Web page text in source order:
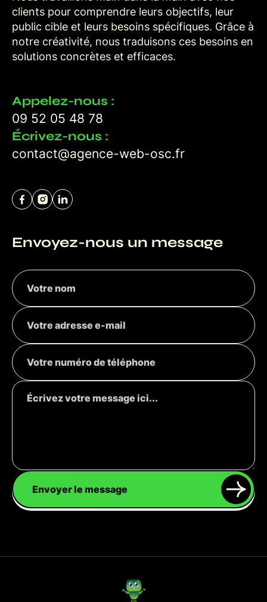
clients pour comprendre leurs objectifs, leur
public cible et leurs besoins spécifiques. Grâce à
notre créativité, nous traduisons ces besoins en
solutions concrètes et efficaces.
Appelez-nous :
09 52 05 48 78
Écrivez-nous :
contact@agence-web-osc.fr
Envoyez-nous un message
Envoyer le message